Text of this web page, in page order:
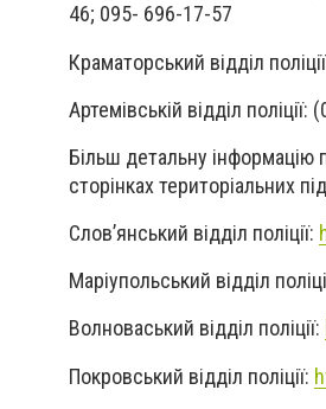
46; 095- 696-17-57
Краматорський відділ
Артемівській відділ
Більш детальну інформацію
сторінках територіальних
Слов’янський відділ поліції:
Маріупольський відділ
Волноваський відділ поліції:
Покровський відділ поліції: